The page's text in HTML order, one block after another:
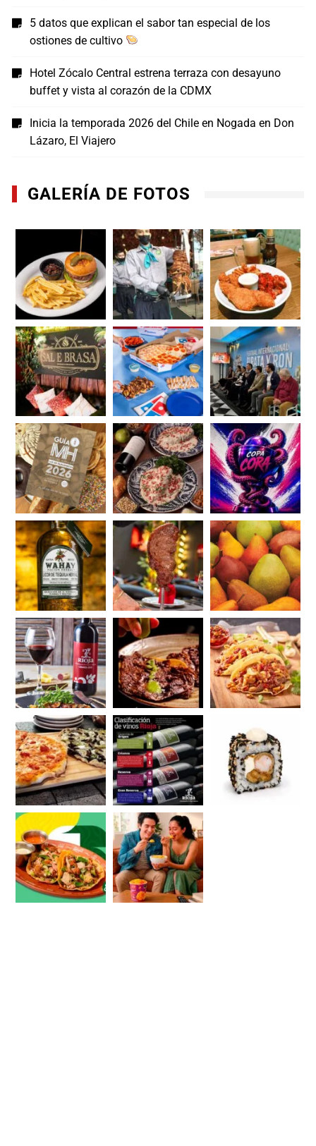
5 datos que explican el sabor tan especial de los
ostiones de cultivo
Hotel Zócalo Central estrena terraza con desayuno
buffet y vista al corazón de la CDMX
Inicia la temporada 2026 del Chile en Nogada en Don
Lázaro, El Viajero
GALERÍA DE FOTOS